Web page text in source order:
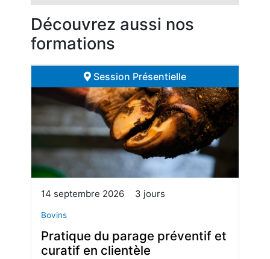
Découvrez aussi nos
formations
Session Présentielle
14 septembre 2026 3 jours
Bovins
Pratique du parage préventif et
curatif en clientèle